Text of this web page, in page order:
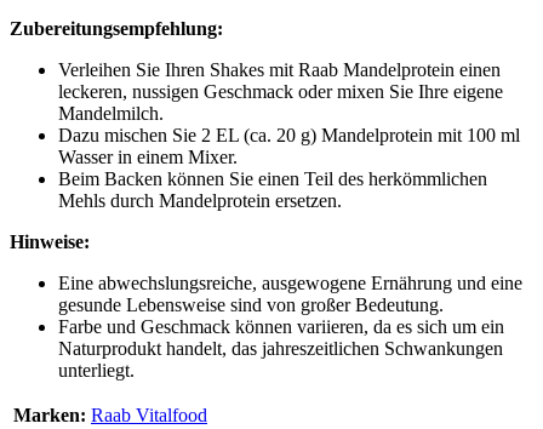
Zubereitungsempfehlung:
Verleihen Sie Ihren Shakes mit Raab Mandelprotein einen
leckeren, nussigen Geschmack oder mixen Sie Ihre eigene
Mandelmilch.
Dazu mischen Sie 2 EL (ca. 20 g) Mandelprotein mit 100 ml
Wasser in einem Mixer.
Beim Backen können Sie einen Teil des herkömmlichen
Mehls durch Mandelprotein ersetzen.
Hinweise:
Eine abwechslungsreiche, ausgewogene Ernährung und eine
gesunde Lebensweise sind von großer Bedeutung.
Farbe und Geschmack können variieren, da es sich um ein
Naturprodukt handelt, das jahreszeitlichen Schwankungen
unterliegt.
Marken: Raab Vitalfood